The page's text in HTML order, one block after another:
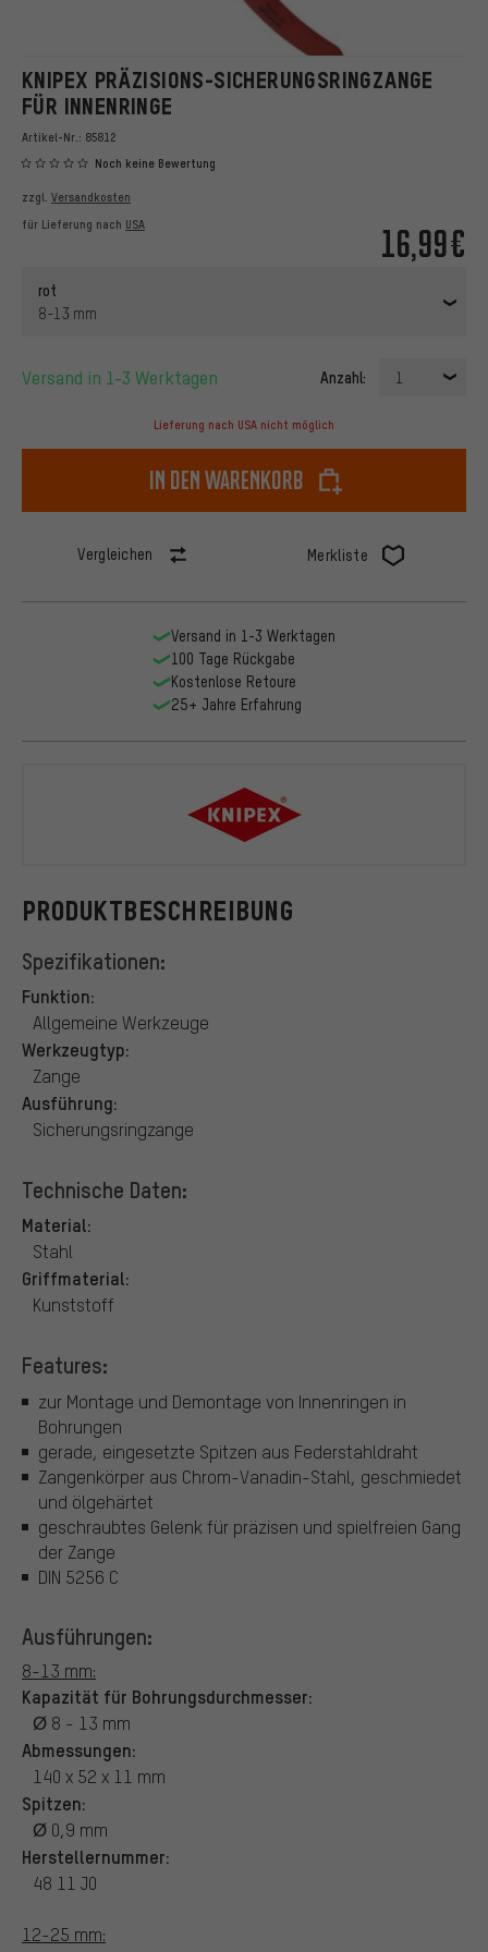
KNIPEX PRÄZISIONS-SICHERUNGSRINGZANGE
FÜR INNENRINGE
Artikel-Nr.: 85812
Noch keine Bewertung
16,99€
zzgl. Versandkosten
für Lieferung nach USA
rot
8-13 mm
Versand in 1-3 Werktagen Anzahl: 1
Lieferung nach USA nicht möglich
In den Warenkorb
Vergleichen Merkliste
PRODUKTBESCHREIBUNG
Spezifikationen:
Funktion:
Allgemeine Werkzeuge
Werkzeugtyp:
Zange
Ausführung:
Sicherungsringzange
Technische Daten:
Material:
Stahl
Griffmaterial:
Kunststoff
Features:
zur Montage und Demontage von Innenringen in
Bohrungen
gerade, eingesetzte Spitzen aus Federstahldraht
Zangenkörper aus Chrom-Vanadin-Stahl, geschmiedet
und ölgehärtet
geschraubtes Gelenk für präzisen und spielfreien Gang
der Zange
DIN 5256 C
Ausführungen:
8-13 mm:
Kapazität für Bohrungsdurchmesser:
Ø 8 - 13 mm
Abmessungen:
140 x 52 x 11 mm
Spitzen:
Ø 0,9 mm
Herstellernummer:
48 11 J0
12-25 mm:
Versand in 1-3 Werktagen
100 Tage Rückgabe
Kostenlose Retoure
25+ Jahre Erfahrung